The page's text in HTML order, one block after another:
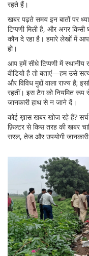
रहते हैं।
खबर पढ़ते समय इन बातों पर
टिप्पणी मिली है, और अगर
कौन दे रहा है। हमारे लेखों में आप
हो।
आप हमें सीधे टिप्पणी में
वीडियो है तो बताएं—हम उसे
और विविध मुद्दों वाला राज्य है;
रहतीं। इस टैग को नियमित रूप
जानकारी हाथ से न जाने दें।
कोई ख़ास खबर खोज रहे हैं? सर्च
फ़िल्टर से किस तरह की खबर
सरल, तेज और उपयोगी